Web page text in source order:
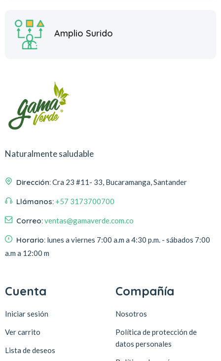
Amplio Surido
Naturalmente saludable
Dirección:Cra 23 #11- 33, Bucaramanga, Santander
Llámanos: +57 3173700700
Correo:ventas@gamaverde.com.co
Horario: lunes a viernes 7:00 a.m a 4:30 p.m. - sábados 7:00
a.m a 12:00 m
Cuenta
Iniciar sesión
Ver carrito
Lista de deseos
Compañía
Nosotros
Política de protección de
datos personales